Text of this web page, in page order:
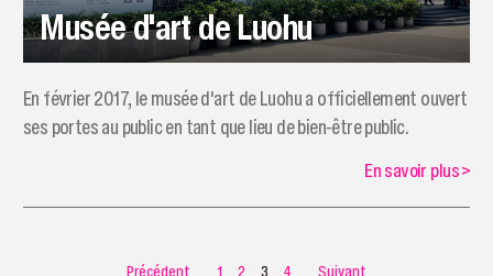
Musée d'art de Luohu
En février 2017, le musée d'art de Luohu a officiellement ouvert
ses portes au public en tant que lieu de bien-être public.
En savoir plus>